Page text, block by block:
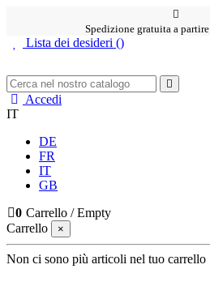
Spedizione gratuita a
Lista dei desideri ()
Accedi
IT
DE
FR
IT
GB
0 Carrello /Empty
Carrello
×
Non ci sono più articoli nel tuo carrello